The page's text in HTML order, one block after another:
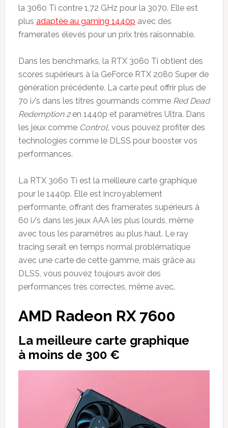
la 3060 Ti contre 1,72 GHz pour la 3070. Elle est
plus adaptée au gaming 1440p avec des
framerates élevés pour un prix très raisonnable.
Dans les benchmarks, la RTX 3060 Ti obtient des
scores supérieurs à la GeForce RTX 2080 Super de
génération précédente. La carte peut offrir plus de
70 i/s dans les titres gourmands comme Red Dead
Redemption 2 en 1440p et paramètres Ultra. Dans
les jeux comme Control, vous pouvez profiter des
technologies comme le DLSS pour booster vos
performances.
La RTX 3060 Ti est la meilleure carte graphique
pour le 1440p. Elle est incroyablement
performante, offrant des framerates supérieurs à
60 i/s dans les jeux AAA les plus lourds, même
avec tous les paramètres au plus haut. Le ray
tracing serait en temps normal problématique
avec une carte de cette gamme, mais grâce au
DLSS, vous pouvez toujours avoir des
performances très correctes, même avec.
AMD Radeon RX 7600
La meilleure carte graphique
àmoins de 300 €